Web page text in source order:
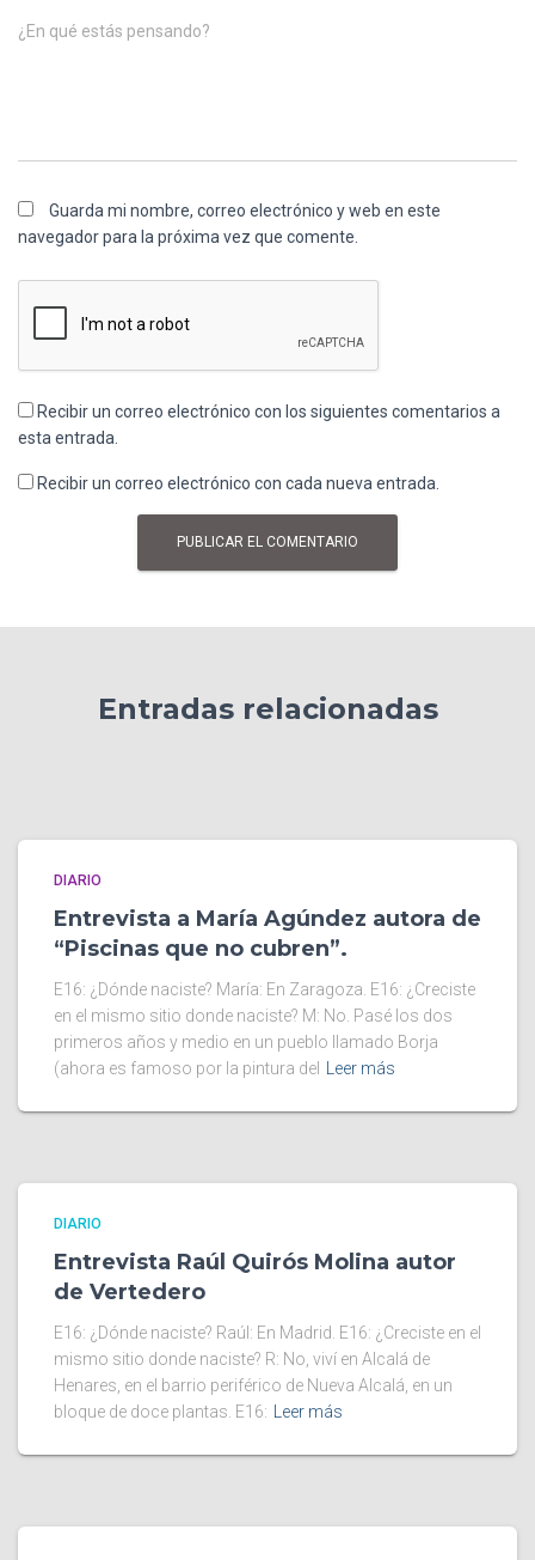
¿En qué estás pensando?
Guarda mi nombre, correo electrónico y web en este
navegador para la próxima vez que comente.
Recibir un correo electrónico con los siguientes comentarios a
esta entrada.
Recibir un correo electrónico con cada nueva entrada.
Entradas relacionadas
DIARIO
Entrevista a María Agúndez autora de
“Piscinas que no cubren”.
E16: ¿Dónde naciste? María: En Zaragoza. E16: ¿Creciste
en el mismo sitio donde naciste? M: No. Pasé los dos
primeros años y medio en un pueblo llamado Borja
(ahora es famoso por la pintura del
Leer más
DIARIO
Entrevista Raúl Quirós Molina autor
de Vertedero
E16: ¿Dónde naciste? Raúl: En Madrid. E16: ¿Creciste en el
mismo sitio donde naciste? R: No, viví en Alcalá de
Henares, en el barrio periférico de Nueva Alcalá, en un
bloque de doce plantas. E16:
Leer más